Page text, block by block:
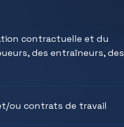
contractuelle et du
des entraîneurs, des
ou contrats de travail